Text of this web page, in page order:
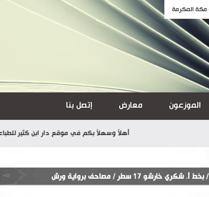
الموزعون معارض إتصل بنا
أهلاً وسهلاً بكم في موقع دار ابن كثير للطباعة والنشر
/بخط أ. شكري خارشو 17 سطر /مصاحف برواية ورش